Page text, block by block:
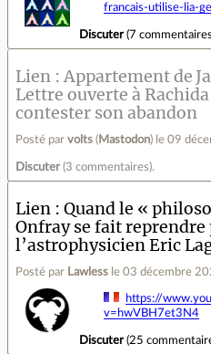
francais-utilise-lia-
Discuter(7 commentaires
Lien
Appartement de
Lettre ouverte à
contester son abandon
Posté par volts ( Mastodon) le 09
Discuter (3 commentaires).
Lien
Quand le «
Onfray se fait reprendre
l’astrophysicien Eric
Posté par Lawless le 03 décembre
https://
v=hwVBH7et3N4
Discuter(25